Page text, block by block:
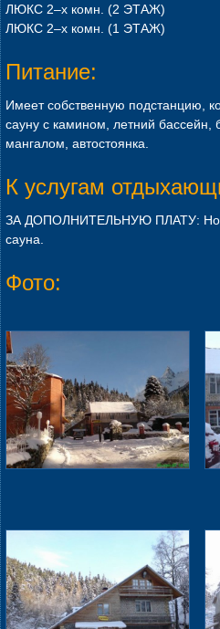
ЛЮКС 2–х комн. (2 ЭТАЖ)
ЛЮКС 2–х комн. (1 ЭТАЖ)
Питание:
Имеет собственную подстанцию,
сауну с камином, летний бассейн,
мангалом, автостоянка.
К услугам
ЗА ДОПОЛНИТЕЛЬНУЮ ПЛАТУ:
сауна.
Фото: